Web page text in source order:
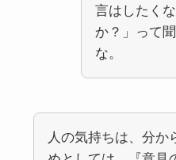
言はしたく
か？」って
な。
人の気持ちは、分か